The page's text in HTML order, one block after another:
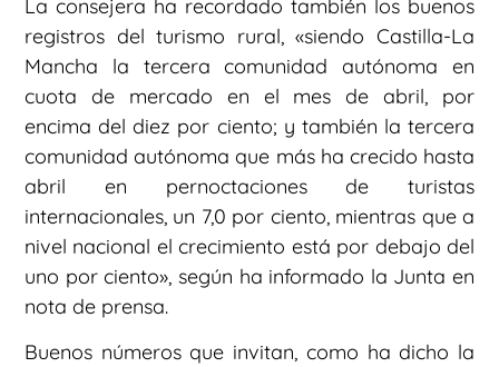
La consejera ha recordado también los buenos
registros del turismo rural, «siendo Castilla-La
Mancha la tercera comunidad autónoma en
cuota de mercado en el mes de abril, por
encima del diez por ciento; y también la tercera
comunidad autónoma que más ha crecido hasta
abril en pernoctaciones de turistas
internacionales, un 7,0 por ciento, mientras que a
nivel nacional el crecimiento está por debajo del
uno por ciento», según ha informado la Junta en
nota de prensa.
Buenos números que invitan, como ha dicho la